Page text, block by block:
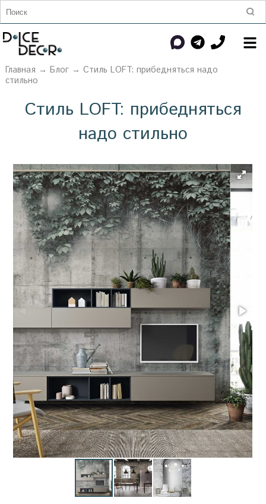
Главная → Блог→ Стиль LOFT: прибедняться надо
стильно
Стиль LOFT: прибедняться
надо стильно